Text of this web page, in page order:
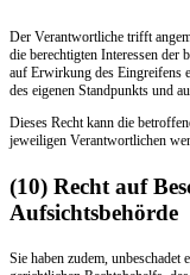
Der Verantwortliche trifft
die berechtigten Interessen der
auf Erwirkung des Eingreifens
des eigenen Standpunkts und
Dieses Recht kann die
jeweiligen Verantwortlichen
(10) Recht auf
Aufsichtsbehörde
Sie haben zudem,